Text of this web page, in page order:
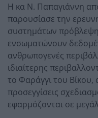
Η κα Ν. Παπαγιάννη
παρουσίασε την
συστημάτων
ενσωματώνουν
ανθρωπογενές
ιδιαίτερης
το Φαράγγι του Βίκου,
προσεγγίσεις
εφαρμόζονται σε